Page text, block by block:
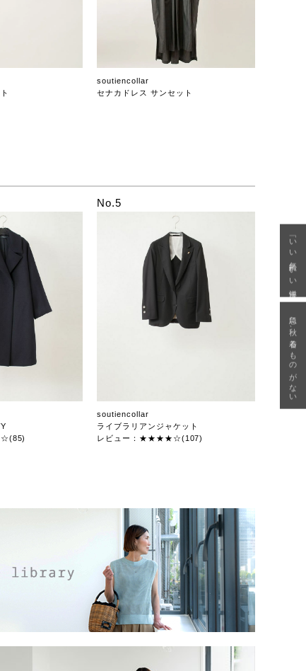
soutiencollar
セナカドレス サンセット
No.5
soutiencollar
ライブラリアンジャケット
レビュー：★★★★☆(107)
「いい年齢 いい洋服」
急に秋、着るものがない